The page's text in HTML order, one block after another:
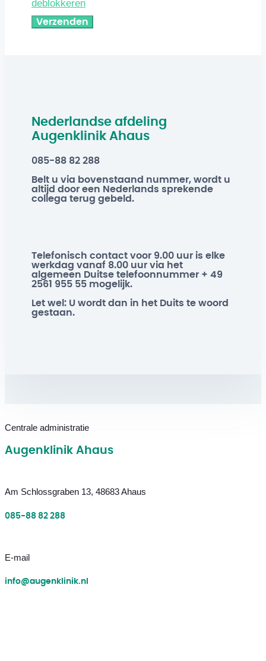
deblokkeren
Verzenden
Nederlandse afdeling
Augenklinik Ahaus
085-88 82 288
Belt u via bovenstaand nummer, wordt u
altijd door een Nederlands sprekende
collega terug gebeld.
Telefonisch contact voor 9.00 uur is elke
werkdag vanaf 8.00 uur via het
algemeen Duitse telefoonnummer + 49
2561 955 55 mogelijk.
Let wel: U wordt dan in het Duits te woord
gestaan.
Centrale administratie
Augenklinik Ahaus
Am Schlossgraben 13, 48683 Ahaus
085-88 82 288
E-mail
info@augenklinik.nl